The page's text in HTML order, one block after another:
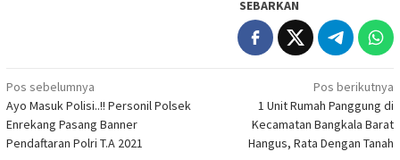
SEBARKAN
Navigasi
pos
Pos sebelumnya
Ayo Masuk Polisi..!! Personil Polsek
Enrekang Pasang Banner
Pendaftaran Polri T.A 2021
Pos berikutnya
1 Unit Rumah Panggung di
Kecamatan Bangkala Barat
Hangus, Rata Dengan Tanah